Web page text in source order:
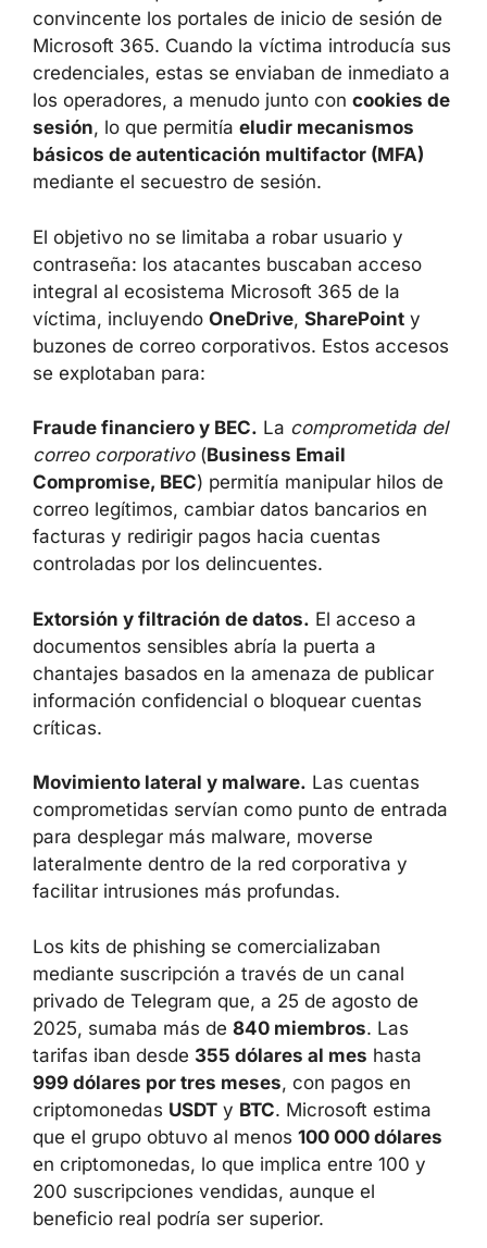
El servicio ofrecía herramientas para generar
correos de phishing, adjuntos maliciosos,
enlaces ycódigos QRque redirigían a
páginas fraudulentas que imitaban de forma
muy convincente los portales de inicio de
sesión de Microsoft 365. Cuando la víctima
enviaban de inmediato a los operadores, a
menudo junto concookies de sesión, lo que
permitíaeludir mecanismos básicos de
autenticación multifactor (MFA)mediante el
secuestro de sesión.
contraseña: los atacantes buscaban acceso
integral al ecosistema Microsoft 365 de la
víctima, incluyendo OneDrive,SharePointy
buzones de correo corporativos. Estos
accesos se explotaban para:
del correo corporativo(Business Email
Compromise, BEC) permitía manipular hilos
de correo legítimos, cambiar datos bancarios
en facturas y redirigir pagos hacia cuentas
controladas por los delincuentes.
Extorsión y filtración de datos. El acceso a
documentos sensibles abría la puerta a
chantajes basados en la amenaza de publicar
información confidencial o bloquear cuentas
críticas.
Movimiento lateral y malware.Las cuentas
comprometidas servían como punto de
entrada para desplegar más malware,
moverse lateralmente dentro de la red
corporativa y facilitar intrusiones más
profundas.
Los kits de phishing se comercializaban
mediante suscripción a través de un canal
privado de Telegram que, a 25 de agosto de
2025, sumaba más de840 miembros